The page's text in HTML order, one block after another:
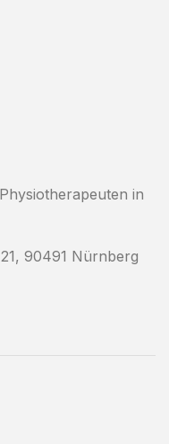
in
90491 Nürnberg